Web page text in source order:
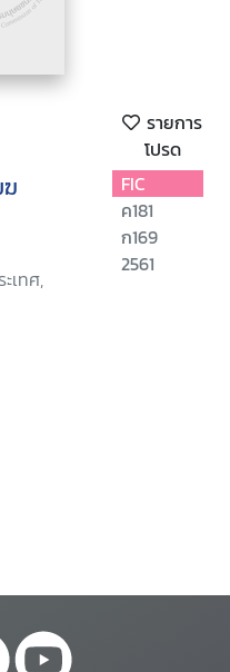
รายการ
โปรด
เทศ,
FIC
ค181
ก169
2561